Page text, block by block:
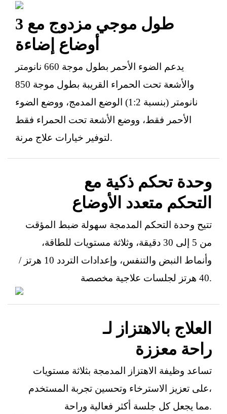
طول موجي مزدوج مع 3
أوضاع إضاءة
يدعم الضوء الأحمر بطول موجة 660 نانومتر
والأشعة تحت الحمراء القريبة بطول موجة 850
نانومتر (بنسبة 1:2) الوضع المدمج، ووضع الضوء
الأحمر فقط، ووضع الأشعة تحت الحمراء فقط
لتوفير خيارات علاج مرنة.
وحدة تحكم ذكية مع
التحكم متعدد الأوضاع
تتيح وحدة التحكم المدمجة سهولة ضبط المؤقت
من 5 إلى 30 دقيقة، وثلاثة مستويات للطاقة،
وأنماط النبض والتنفس، وإعدادات التردد 10 هرتز /
40 هرتز لجلسات علاجية مخصصة.
العلاج بالاهتزاز لـ
راحة معززة
تساعد وظيفة الاهتزاز المدمجة بثلاثة مستويات
على تعزيز الاسترخاء وتحسين تجربة المستخدم،
مما يجعل كل جلسة أكثر فعالية وراحة.